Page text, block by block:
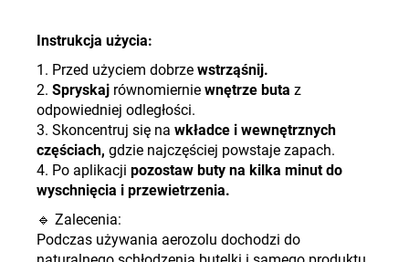
Instrukcja użycia:
1. Przed użyciem dobrze wstrząśnij.
2. Spryskaj równomiernie wnętrze buta z
odpowiedniej odległości.
3. Skoncentruj się na wkładce i wewnętrznych
częściach, gdzie najczęściej powstaje zapach.
4. Po aplikacji pozostaw buty na kilka minut do
wyschnięcia i przewietrzenia.
🔹 Zalecenia:
Podczas używania aerozolu dochodzi do